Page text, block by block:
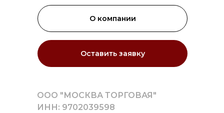
Оставить заявку
О компании
ООО "МОСКВА ТОРГОВАЯ"
ИНН: 9702039598